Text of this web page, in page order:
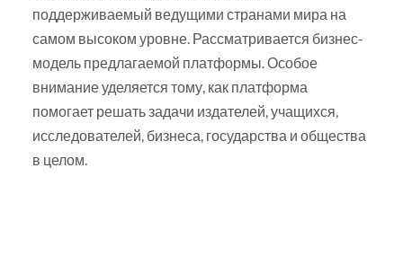
поддерживаемый ведущими странами мира на
самом высоком уровне. Рассматривается бизнес-
модель предлагаемой платформы. Особое
внимание уделяется тому, как платформа
помогает решать задачи издателей, учащихся,
исследователей, бизнеса, государства и общества
в целом.